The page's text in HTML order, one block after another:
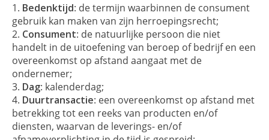
Bedenktijd: de termijn waarbinnen de consument
gebruik kan maken van zijn herroepingsrecht;
Consument: de natuurlijke persoon die niet
handelt in de uitoefening van beroep of bedrijf en een
overeenkomst op afstand aangaat met de
ondernemer;
Dag: kalenderdag;
Duurtransactie: een overeenkomst op afstand met
betrekking tot een reeks van producten en/of
diensten, waarvan de leverings- en/of